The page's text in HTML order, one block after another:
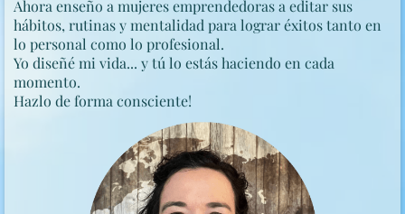
Ahora enseño a mujeres emprendedoras a editar sus
hábitos, rutinas y mentalidad para lograr éxitos tanto en
lo personal como lo profesional.
Yo diseñé mi vida... y tú lo estás haciendo en cada
momento.
Hazlo de forma consciente!